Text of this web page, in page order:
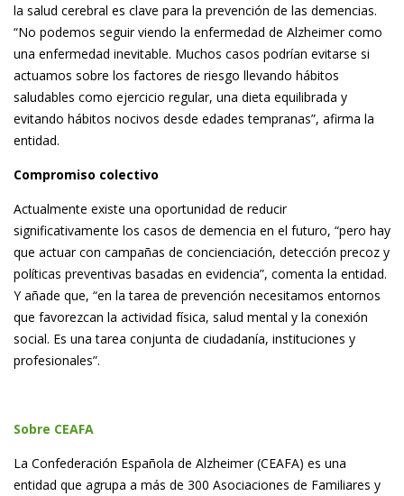
la salud cerebral es clave para la prevención de las demencias.
“No podemos seguir viendo la enfermedad de Alzheimer como
una enfermedad inevitable. Muchos casos podrían evitarse si
actuamos sobre los factores de riesgo llevando hábitos
saludables como ejercicio regular, una dieta equilibrada y
evitando hábitos nocivos desde edades tempranas”, afirma la
entidad.
Compromiso colectivo
Actualmente existe una oportunidad de reducir
significativamente los casos de demencia en el futuro, “pero hay
que actuar con campañas de concienciación, detección precoz y
políticas preventivas basadas en evidencia”, comenta la entidad.
Y añade que, “en la tarea de prevención necesitamos entornos
que favorezcan la actividad física, salud mental y la conexión
social. Es una tarea conjunta de ciudadanía, instituciones y
profesionales”.
Sobre CEAFA
La Confederación Española de Alzheimer (CEAFA) es una
entidad que agrupa a más de 300 Asociaciones de Familiares y